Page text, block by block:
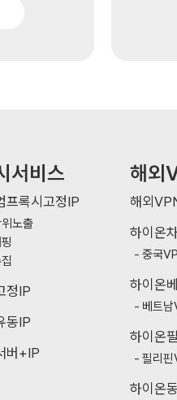
서비스
프록시고정IP
노출
정IP
동IP
버+IP
해외
해외
하이온
중국
하이온
베트
하이온
필리
하이온